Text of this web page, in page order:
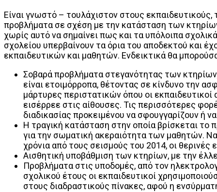
Είναι γνωστό – τουλάχιστον στους
προβλήματα σε σχέση με την κατάσταση των
χωρίς αυτό να σημαίνει πως και τα υπόλοιπα
σχολείου υπερβαίνουν τα όρια του αποδεκτού και
εκπαιδευτικών και μαθητών. Ενδεικτικά θα
Σοβαρά προβλήματα στεγανότητας των
είναι ετοιμόρροπα, θέτοντας σε κίνδυνο την
μάρτυρες περιστατικών όπου οι
εισέρρεε στις αίθουσες. Τις περισσότερες
διαδικασίας προκειμένου να σφουγγαρίζουν ή
Η τραγική κατάσταση στην οποία βρίσκεται
για την σωματική ακεραιότητα των μαθητών.
χρόνια από τους σεισμούς του 2014, οι
Αισθητική υποβάθμιση των κτηρίων, με την
Προβλήματα στις υποδομές, από τον
σχολικού έτους οι εκπαιδευτικοί
στους διαδραστικούς πίνακες, αφού η